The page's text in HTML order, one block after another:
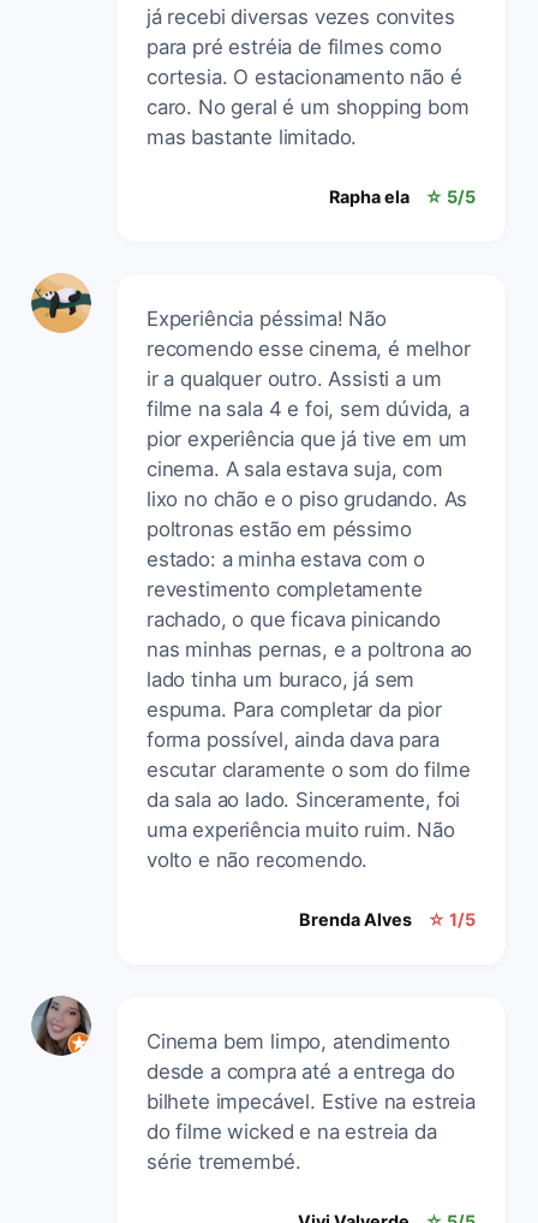
já recebi diversas vezes convites
para pré estréia de filmes como
cortesia. O estacionamento não é
caro. No geral é um shopping bom
mas bastante limitado.
Rapha ela ☆ 5/5
Experiência péssima! Não
recomendo esse cinema, é melhor
ir a qualquer outro. Assisti a um
filme na sala 4 e foi, sem dúvida, a
pior experiência que já tive em um
cinema. A sala estava suja, com
lixo no chão e o piso grudando. As
poltronas estão em péssimo
estado: a minha estava com o
revestimento completamente
rachado, o que ficava pinicando
nas minhas pernas, e a poltrona ao
lado tinha um buraco, já sem
espuma. Para completar da pior
forma possível, ainda dava para
escutar claramente o som do filme
da sala ao lado. Sinceramente, foi
uma experiência muito ruim. Não
volto e não recomendo.
Brenda Alves ☆ 1/5
Cinema bem limpo, atendimento
desde a compra até a entrega do
bilhete impecável. Estive na estreia
do filme wicked e na estreia da
série tremembé.